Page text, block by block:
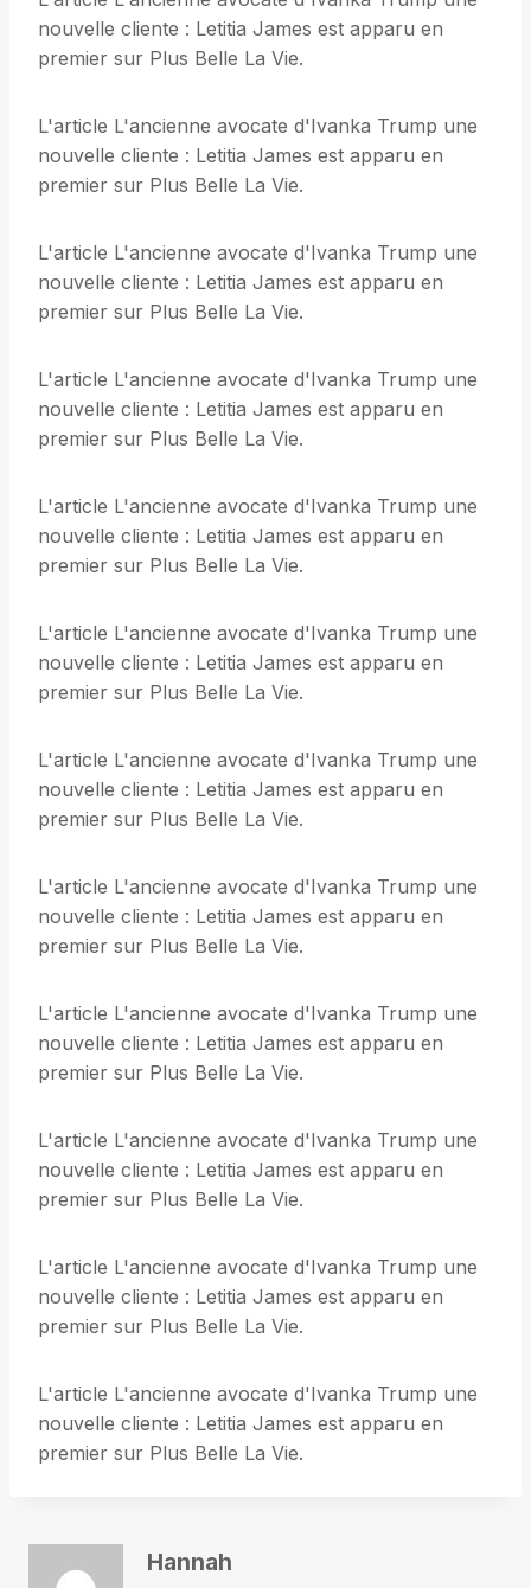
nouvelle cliente : Letitia James est apparu en
premier sur Plus Belle La Vie.
L'article L'ancienne avocate d'Ivanka Trump une
nouvelle cliente : Letitia James est apparu en
premier sur Plus Belle La Vie.
L'article L'ancienne avocate d'Ivanka Trump une
nouvelle cliente : Letitia James est apparu en
premier sur Plus Belle La Vie.
L'article L'ancienne avocate d'Ivanka Trump une
nouvelle cliente : Letitia James est apparu en
premier sur Plus Belle La Vie.
L'article L'ancienne avocate d'Ivanka Trump une
nouvelle cliente : Letitia James est apparu en
premier sur Plus Belle La Vie.
L'article L'ancienne avocate d'Ivanka Trump une
nouvelle cliente : Letitia James est apparu en
premier sur Plus Belle La Vie.
L'article L'ancienne avocate d'Ivanka Trump une
nouvelle cliente : Letitia James est apparu en
premier sur Plus Belle La Vie.
L'article L'ancienne avocate d'Ivanka Trump une
nouvelle cliente : Letitia James est apparu en
premier sur Plus Belle La Vie.
L'article L'ancienne avocate d'Ivanka Trump une
nouvelle cliente : Letitia James est apparu en
premier sur Plus Belle La Vie.
L'article L'ancienne avocate d'Ivanka Trump une
nouvelle cliente : Letitia James est apparu en
premier sur Plus Belle La Vie.
L'article L'ancienne avocate d'Ivanka Trump une
nouvelle cliente : Letitia James est apparu en
premier sur Plus Belle La Vie.
L'article L'ancienne avocate d'Ivanka Trump une
nouvelle cliente : Letitia James est apparu en
premier sur Plus Belle La Vie.
Hannah